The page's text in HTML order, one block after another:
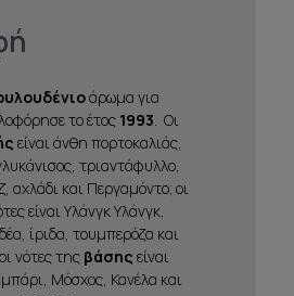
άρωμα για
το έτος 1993. Οι
είναι άνθη πορτοκαλιάς,
τριαντάφυλλο,
αχλάδι και Περγαμόντο; οι
είναι Υλάνγκ Υλάνγκ,
ίριδα, τουμπερόζα και
νότες της βάσης είναι
Μόσχος, Κανέλα και